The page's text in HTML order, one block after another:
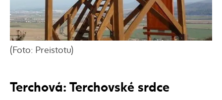
(Foto: Preistotu)
Terchová: Terchovské srdce